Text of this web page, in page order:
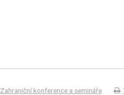
Zahraniční konference a semináře